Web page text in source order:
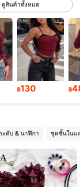
ดูสินค้าทั้งหมด
฿130 ฿
ะดับ & นาฬิกา ชุดชั้นในแ